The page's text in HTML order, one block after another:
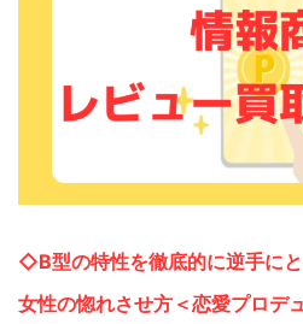
◇B型の特性を徹底的に逆手に
女性の惚れさせ方＜恋愛プロデ